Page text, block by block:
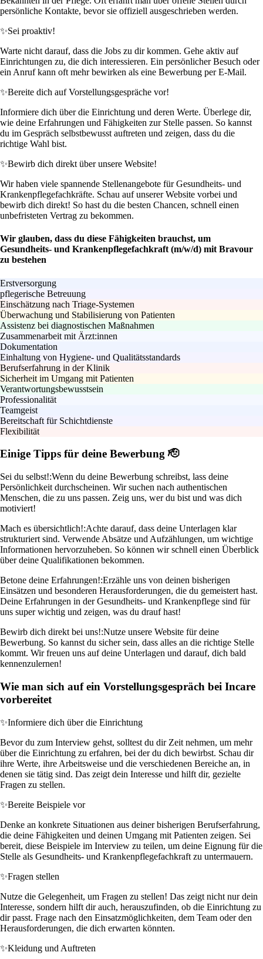
persönliche Kontakte, bevor sie offiziell ausgeschrieben werden.
✨Sei proaktiv!
Warte nicht darauf, dass die Jobs zu dir kommen. Gehe aktiv auf
Einrichtungen zu, die dich interessieren. Ein persönlicher Besuch oder
ein Anruf kann oft mehr bewirken als eine Bewerbung per E-Mail.
✨Bereite dich auf Vorstellungsgespräche vor!
Informiere dich über die Einrichtung und deren Werte. Überlege dir,
wie deine Erfahrungen und Fähigkeiten zur Stelle passen. So kannst
du im Gespräch selbstbewusst auftreten und zeigen, dass du die
richtige Wahl bist.
✨Bewirb dich direkt über unsere Website!
Wir haben viele spannende Stellenangebote für Gesundheits- und
Krankenpflegefachkräfte. Schau auf unserer Website vorbei und
bewirb dich direkt! So hast du die besten Chancen, schnell einen
unbefristeten Vertrag zu bekommen.
Wir glauben, dass du diese Fähigkeiten brauchst, um
Gesundheits- und Krankenpflegefachkraft (m/w/d) mit Bravour
zu bestehen
Erstversorgung
pflegerische Betreuung
Einschätzung nach Triage-Systemen
Überwachung und Stabilisierung von Patienten
Assistenz bei diagnostischen Maßnahmen
Zusammenarbeit mit Ärzt:innen
Dokumentation
Einhaltung von Hygiene- und Qualitätsstandards
Berufserfahrung in der Klinik
Sicherheit im Umgang mit Patienten
Verantwortungsbewusstsein
Professionalität
Teamgeist
Bereitschaft für Schichtdienste
Flexibilität
Einige Tipps für deine Bewerbung 🫡
Sei du selbst!:Wenn du deine Bewerbung schreibst, lass deine
Persönlichkeit durchscheinen. Wir suchen nach authentischen
Menschen, die zu uns passen. Zeig uns, wer du bist und was dich
motiviert!
Mach es übersichtlich!:Achte darauf, dass deine Unterlagen klar
strukturiert sind. Verwende Absätze und Aufzählungen, um wichtige
Informationen hervorzuheben. So können wir schnell einen Überblick
über deine Qualifikationen bekommen.
Betone deine Erfahrungen!:Erzähle uns von deinen bisherigen
Einsätzen und besonderen Herausforderungen, die du gemeistert hast.
Deine Erfahrungen in der Gesundheits- und Krankenpflege sind für
uns super wichtig und zeigen, was du drauf hast!
Bewirb dich direkt bei uns!:Nutze unsere Website für deine
Bewerbung. So kannst du sicher sein, dass alles an die richtige Stelle
kommt. Wir freuen uns auf deine Unterlagen und darauf, dich bald
kennenzulernen!
Wie man sich auf ein Vorstellungsgespräch bei Incare
vorbereitet
✨Informiere dich über die Einrichtung
Bevor du zum Interview gehst, solltest du dir Zeit nehmen, um mehr
über die Einrichtung zu erfahren, bei der du dich bewirbst. Schau dir
ihre Werte, ihre Arbeitsweise und die verschiedenen Bereiche an, in
denen sie tätig sind. Das zeigt dein Interesse und hilft dir, gezielte
Fragen zu stellen.
✨Bereite Beispiele vor
Denke an konkrete Situationen aus deiner bisherigen Berufserfahrung,
die deine Fähigkeiten und deinen Umgang mit Patienten zeigen. Sei
bereit, diese Beispiele im Interview zu teilen, um deine Eignung für die
Stelle als Gesundheits- und Krankenpflegefachkraft zu untermauern.
✨Fragen stellen
Nutze die Gelegenheit, um Fragen zu stellen! Das zeigt nicht nur dein
Interesse, sondern hilft dir auch, herauszufinden, ob die Einrichtung zu
dir passt. Frage nach den Einsatzmöglichkeiten, dem Team oder den
Herausforderungen, die dich erwarten könnten.
✨Kleidung und Auftreten